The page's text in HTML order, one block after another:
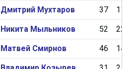
Дмитрий Мухтаров 37 11
Никита Мыльников 52 22
Матвей Смирнов 46 14